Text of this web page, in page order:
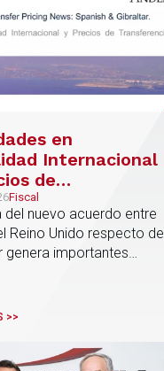
en
Internacional
de
España y
Fiscal
del nuevo acuerdo entre
Reino Unido respecto de
genera importantes
>>